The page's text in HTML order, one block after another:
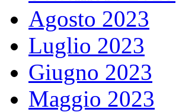
Agosto 2023
Luglio 2023
Giugno 2023
Maggio 2023